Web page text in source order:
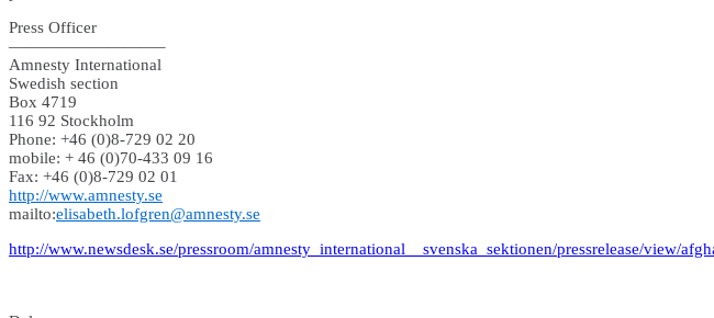
Press Officer
—————————–
Amnesty International
Swedish section
Box 4719
116 92 Stockholm
Phone: +46 (0)8-729 02 20
mobile: + 46 (0)70-433 09 16
Fax: +46 (0)8-729 02 01
http://www.amnesty.se
mailto:elisabeth.lofgren@amnesty.se
http://www.newsdesk.se/pressroom/amnesty_international__svenska_sektionen/pressrelease/view/